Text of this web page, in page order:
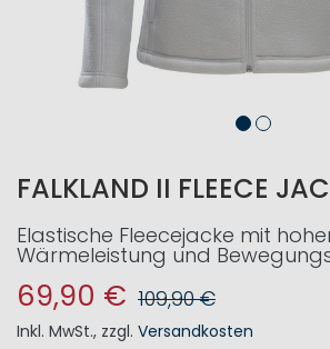
FALKLAND II FLEECE
Elastische Fleecejacke mit
Wärmeleistung und
69,90 € 109,90 €
Inkl. MwSt., zzgl. Versandkosten